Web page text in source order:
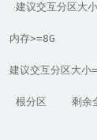
建议交互分区大
内存>=8G
议交互分区大小
根分区    剩余